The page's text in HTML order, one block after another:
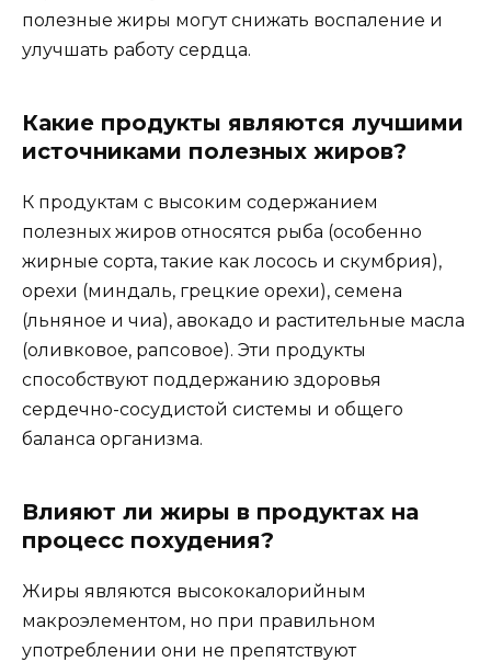
полезные жиры могут снижать воспаление и
улучшать работу сердца.
Какие продукты являются лучшими
источниками полезных жиров?
К продуктам с высоким содержанием
полезных жиров относятся рыба (особенно
жирные сорта, такие как лосось и скумбрия),
орехи (миндаль, грецкие орехи), семена
(льняное и чиа), авокадо и растительные масла
(оливковое, рапсовое). Эти продукты
способствуют поддержанию здоровья
сердечно-сосудистой системы и общего
баланса организма.
Влияют ли жиры в продуктах на
процесс похудения?
Жиры являются высококалорийным
макроэлементом, но при правильном
употреблении они не препятствуют